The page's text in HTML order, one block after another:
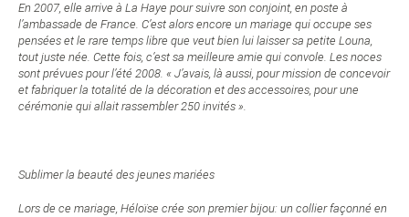
En 2007, elle arrive à La Haye pour suivre son conjoint, en poste à
l’ambassade de France. C’est alors encore un mariage qui occupe ses
pensées et le rare temps libre que veut bien lui laisser sa petite Louna,
tout juste née. Cette fois, c’est sa meilleure amie qui convole. Les noces
sont prévues pour l’été 2008. « J’avais, là aussi, pour mission de concevoir
et fabriquer la totalité de la décoration et des accessoires, pour une
cérémonie qui allait rassembler 250 invités ».
Sublimer la beauté des jeunes mariées
Lors de ce mariage, Héloïse crée son premier bijou: un collier façonné en